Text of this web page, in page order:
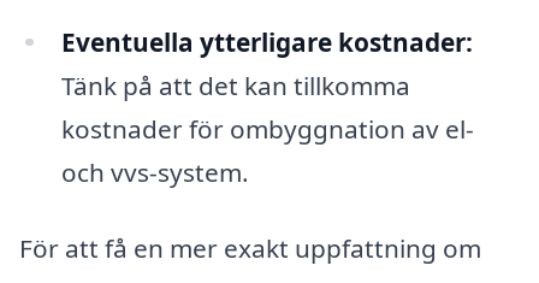
Eventuella ytterligare kostnader:
Tänk på att det kan tillkomma
kostnader för ombyggnation av el-
och vvs-system.
För att få en mer exakt uppfattning om